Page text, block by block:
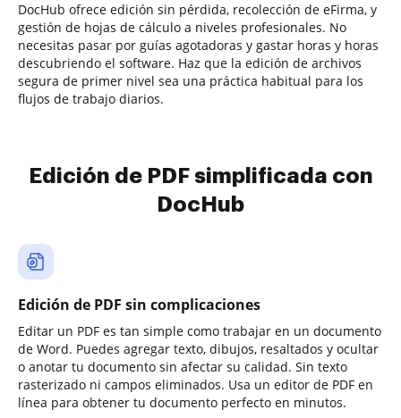
DocHub ofrece edición sin pérdida, recolección de eFirma, y
gestión de hojas de cálculo a niveles profesionales. No
necesitas pasar por guías agotadoras y gastar horas y horas
descubriendo el software. Haz que la edición de archivos
segura de primer nivel sea una práctica habitual para los
flujos de trabajo diarios.
Edición de PDF simplificada con
DocHub
Edición de PDF sin complicaciones
Editar un PDF es tan simple como trabajar en un documento
de Word. Puedes agregar texto, dibujos, resaltados y ocultar
o anotar tu documento sin afectar su calidad. Sin texto
rasterizado ni campos eliminados. Usa un editor de PDF en
línea para obtener tu documento perfecto en minutos.